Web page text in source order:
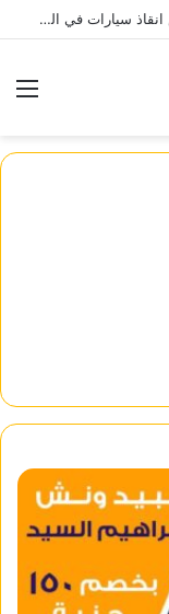
ونش انقاذ ابراهيم السيد اسرع وارخص ونش انقاذ سيارات في المنصورة نصلك في خلال 10 دقائق بحد اقصي اتصل بنا الان 01080793999